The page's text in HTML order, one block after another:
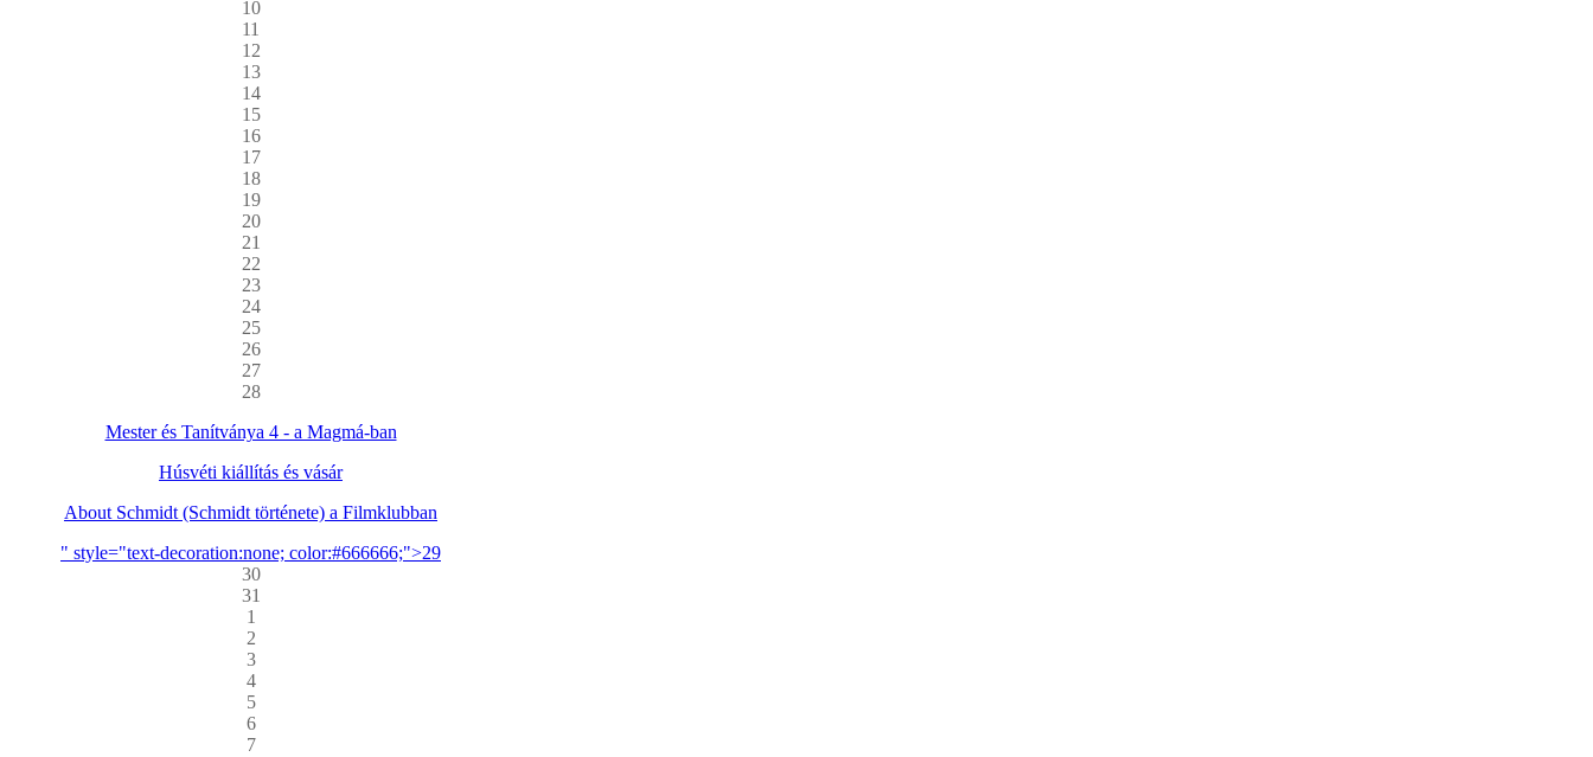
10
11
12
13
14
15
16
17
18
19
20
21
22
23
24
25
26
27
28
Mester és Tanítványa 4 - a Magmá-ban
Húsvéti kiállítás és vásár
About Schmidt (Schmidt története) a Filmklubban
" style="text-decoration:none; color:#666666;">29
30
31
1
2
3
4
5
6
7